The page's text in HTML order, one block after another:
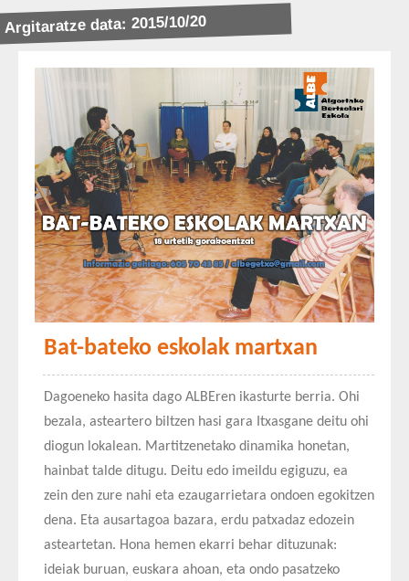
Argitaratze data: 2015/10/20
Bat-bateko eskolak martxan
Dagoeneko hasita dago ALBEren ikasturte berria. Ohi
bezala, asteartero biltzen hasi gara Itxasgane deitu ohi
diogun lokalean. Martitzenetako dinamika honetan,
hainbat talde ditugu. Deitu edo imeildu egiguzu, ea
zein den zure nahi eta ezaugarrietara ondoen egokitzen
dena. Eta ausartagoa bazara, erdu patxadaz edozein
asteartetan. Hona hemen ekarri behar dituzunak:
ideiak buruan, euskara ahoan, eta ondo pasatzeko